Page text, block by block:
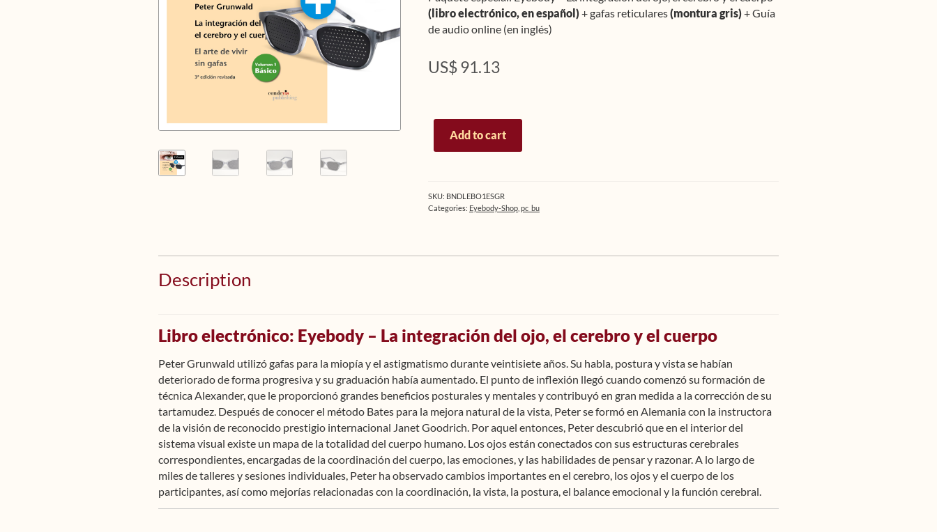
(libro electrónico, en español)+ gafas reticulares(montura gris)+ Guía
de audio online (en inglés)
US$91.13
Paquete
especial:
(Español)
+
(montura
Add to cart
SKU: BNDLEBO1ESGR
Categories: Eyebody-Shop, pc_bu
Description
Libro electrónico: Eyebody – La integración del ojo, el cerebro y el cuerpo
Peter Grunwald utilizó gafas para la miopía y el astigmatismo durante veintisiete años. Su habla, postura y vista se habían
deteriorado de forma progresiva y su graduación había aumentado. El punto de inflexión llegó cuando comenzó su formación de
técnica Alexander, que le proporcionó grandes beneficios posturales y mentales y contribuyó en gran medida a la corrección de su
tartamudez. Después de conocer el método Bates para la mejora natural de la vista, Peter se formó en Alemania con la instructora
de la visión de reconocido prestigio internacional Janet Goodrich. Por aquel entonces, Peter descubrió que en el interior del
sistema visual existe un mapa de la totalidad del cuerpo humano. Los ojos están conectados con sus estructuras cerebrales
correspondientes, encargadas de la coordinación del cuerpo, las emociones, y las habilidades de pensar y razonar. A lo largo de
miles de talleres y sesiones individuales, Peter ha observado cambios importantes en el cerebro, los ojos y el cuerpo de los
participantes, así como mejorías relacionadas con la coordinación, la vista, la postura, el balance emocional y la función cerebral.